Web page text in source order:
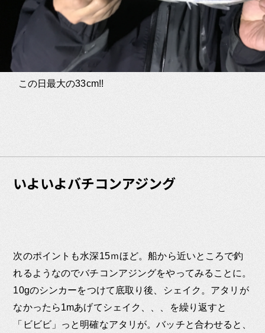
この日最大の33cm!!
いよいよバチコンアジング
次のポイントも水深15ｍほど。船から近いところで釣
れるようなのでバチコンアジングをやってみることに。
10gのシンカーをつけて底取り後、シェイク。アタリが
なかったら1mあげてシェイク、、、を繰り返すと
「ビビビ」っと明確なアタリが。バッチと合わせると、